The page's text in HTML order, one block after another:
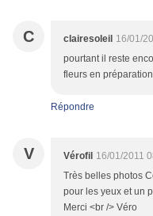
C clairesoleil 16/01/
pourtant il reste
fleurs en
Répondre
V Vérofil 16/01/2011
Très belles photos
pour les yeux et un
Merci <br /> Véro